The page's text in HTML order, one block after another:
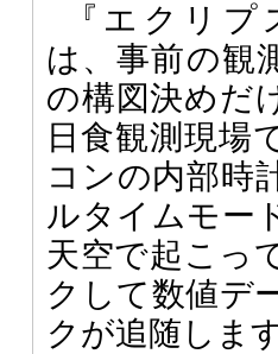
『エクリ
は、事前の観
の構図決めだ
日食観測現場
コンの内部時
ルタイムモー
天空で起こっ
クして数値デ
クが追随します